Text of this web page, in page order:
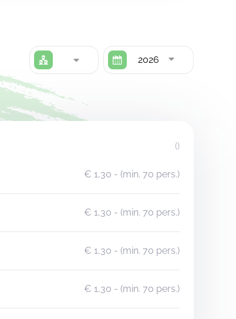
2026
()
€ 1,30 - (min. 70 pers.)
€ 1,30 - (min. 70 pers.)
€ 1,30 - (min. 70 pers.)
€ 1,30 - (min. 70 pers.)